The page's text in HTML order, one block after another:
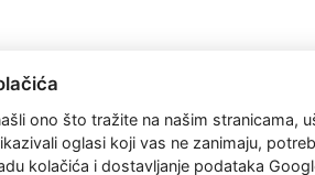
ono što tražite na našim stranicama,
oglasi koji vas ne zanimaju,
kolačića i dostavljanje podataka